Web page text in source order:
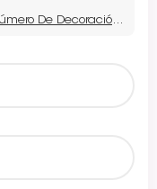
Servicio De Globos De Aluminio Con Número De Decoración De Helio Verde De 40 Pulgadas